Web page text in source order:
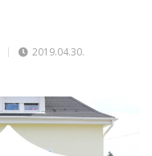
2019.04.30.